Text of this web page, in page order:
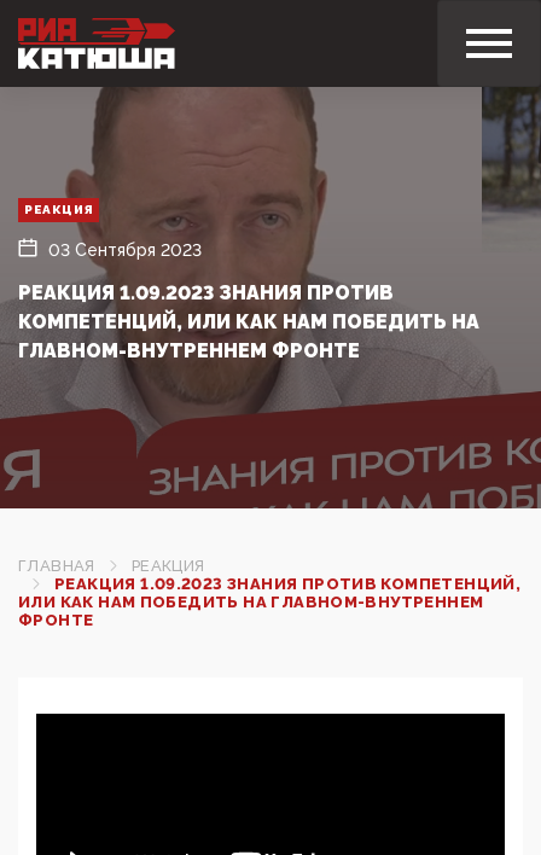
РЕАКЦИЯ
03 Сентября 2023
РЕАКЦИЯ 1.09.2023 ЗНАНИЯ ПРОТИВ
КОМПЕТЕНЦИЙ, ИЛИ КАК НАМ ПОБЕДИТЬ НА
ГЛАВНОМ-ВНУТРЕННЕМ ФРОНТЕ
ГЛАВНАЯ
РЕАКЦИЯ
РЕАКЦИЯ 1.09.2023 ЗНАНИЯ ПРОТИВ КОМПЕТЕНЦИЙ,
ИЛИ КАК НАМ ПОБЕДИТЬ НА ГЛАВНОМ-ВНУТРЕННЕМ
ФРОНТЕ